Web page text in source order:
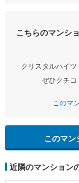
こちらのマンシ
クリスタルハイ
ぜひクチコ
このマ
このマン
近隣のマンション